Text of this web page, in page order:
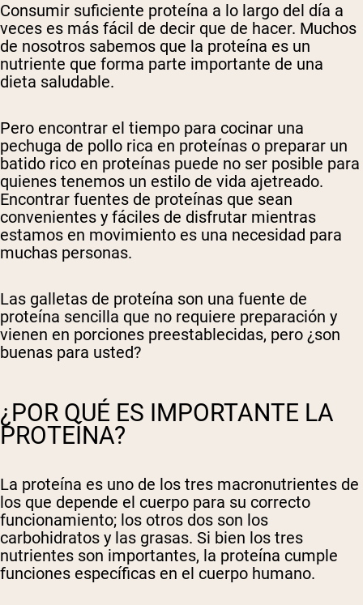
Consumir suficiente proteína a lo largo del día a
veces es más fácil de decir que de hacer. Muchos
de nosotros sabemos que la proteína es un
nutriente que forma parte importante de una
dieta saludable.
Pero encontrar el tiempo para cocinar una
pechuga de pollo rica en proteínas o preparar un
batido rico en proteínas puede no ser posible para
quienes tenemos un estilo de vida ajetreado.
Encontrar fuentes de proteínas que sean
convenientes y fáciles de disfrutar mientras
estamos en movimiento es una necesidad para
muchas personas.
Las galletas de proteína son una fuente de
proteína sencilla que no requiere preparación y
vienen en porciones preestablecidas, pero ¿son
buenas para usted?
¿POR QUÉ ES IMPORTANTE LA
PROTEÍNA?
La proteína es uno de los tres macronutrientes de
los que depende el cuerpo para su correcto
funcionamiento; los otros dos son los
carbohidratos y las grasas. Si bien los tres
nutrientes son importantes, la proteína cumple
funciones específicas en el cuerpo humano.